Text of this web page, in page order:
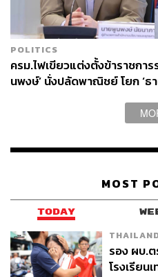
POLITICS
ครม.ไฟเขียวแต่งตั้งข้าราชกา
นพงษ์’ นั่งปลัดพาณิชย์ โยก ‘ธ
MOST
TODAY
รอง ผบ.
โรงเรียน